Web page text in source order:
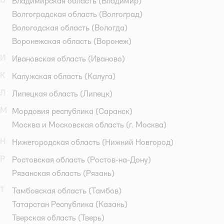
Волгоградская область (Волгоград)
Вологодская область (Вологда)
Воронежская область (Воронеж)
Ивановская область (Иваново)
Калужская область (Калуга)
Липецкая область (Липецк)
Мордовия республика (Саранск)
Москва и Московская область (г. Москва)
Нижегородская область (Нижний Новгород)
Ростовская область (Ростов-на-Дону)
Рязанская область (Рязань)
Тамбовская область (Тамбов)
Татарстан Республика (Казань)
Тверская область (Тверь)